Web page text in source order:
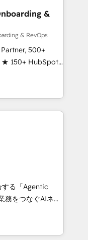
&
& RevOps
500+
★ 150+ HubSpot
the team ★
continents ★ AI-
★
drive adoption
built
➤ Migration:
full data
and
Layer
る「Agentic
Eliteの実装
何
に、AIエージェン